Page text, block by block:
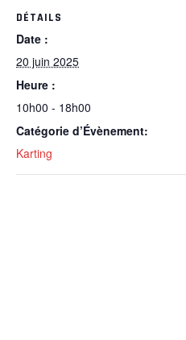
DÉTAILS
Date :
20 juin 2025
Heure :
10h00 - 18h00
Catégorie d’Évènement:
Karting